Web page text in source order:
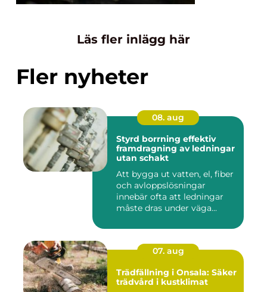
Läs fler inlägg här
Fler nyheter
08. aug
Styrd borrning effektiv
framdragning av ledningar
utan schakt
Att bygga ut vatten, el, fiber
och avloppslösningar
innebär ofta att ledningar
måste dras under väga...
07. aug
Trädfällning i Onsala: Säker
trädvård i kustklimat